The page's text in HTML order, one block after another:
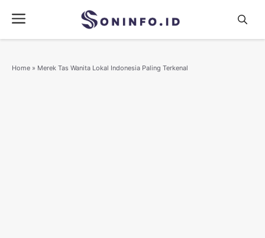
content
Menu
Home » Merek Tas Wanita Lokal Indonesia Paling Terkenal